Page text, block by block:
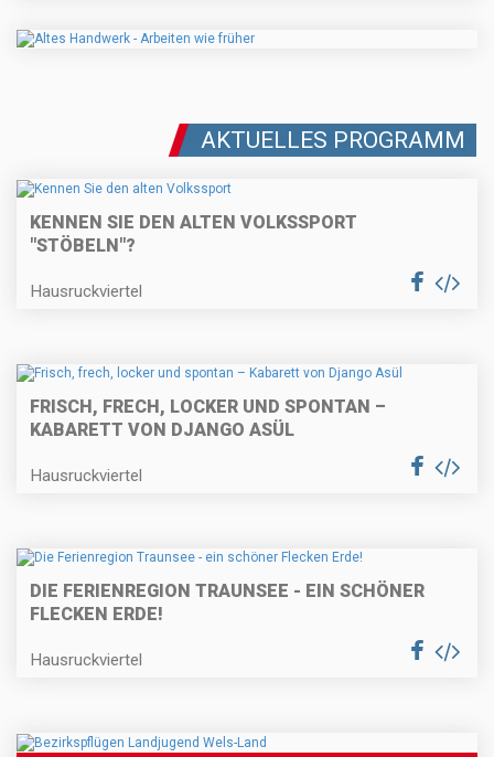
AKTUELLES PROGRAMM
KENNEN SIE DEN ALTEN VOLKSSPORT
"STÖBELN"?
Hausruckviertel
FRISCH, FRECH, LOCKER UND SPONTAN –
KABARETT VON DJANGO ASÜL
Hausruckviertel
DIE FERIENREGION TRAUNSEE - EIN SCHÖNER
FLECKEN ERDE!
Hausruckviertel